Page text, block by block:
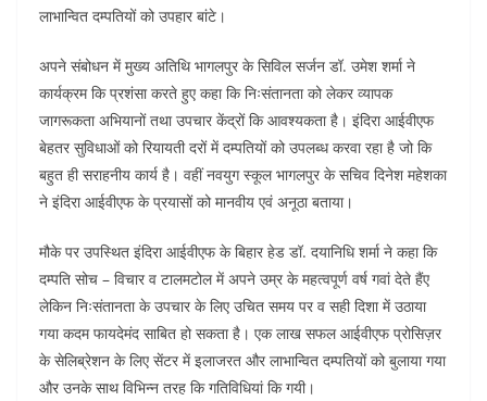
लाभान्वित दम्पतियों को उपहार बांटे।
अपने संबोधन में मुख्य अतिथि भागलपुर के सिविल सर्जन डॉ. उमेश शर्मा ने
कार्यक्रम कि प्रशंसा करते हुए कहा कि निःसंतानता को लेकर व्यापक
जागरूकता अभियानों तथा उपचार केंद्रों कि आवश्यकता है। इंदिरा आईवीएफ
बेहतर सुविधाओं को रियायती दरों में दम्पतियों को उपलब्ध करवा रहा है जो कि
बहुत ही सराहनीय कार्य है। वहीं नवयुग स्कूल भागलपुर के सचिव दिनेश महेशका
ने इंदिरा आईवीएफ के प्रयासों को मानवीय एवं अनूठा बताया।
मौके पर उपस्थित इंदिरा आईवीएफ के बिहार हेड डॉ. दयानिधि शर्मा ने कहा कि
दम्पति सोच – विचार व टालमटोल में अपने उम्र के महत्वपूर्ण वर्ष गवां देते हैंए
लेकिन निःसंतानता के उपचार के लिए उचित समय पर व सही दिशा में उठाया
गया कदम फायदेमंद साबित हो सकता है। एक लाख सफल आईवीएफ प्रोसिज़र
के सेलिब्रेशन के लिए सेंटर में इलाजरत और लाभान्वित दम्पतियों को बुलाया गया
और उनके साथ विभिन्न तरह कि गतिविधियां कि गयी।